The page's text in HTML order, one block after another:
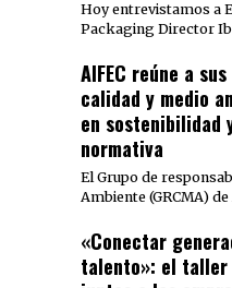
Hoy entrevistamos a
Packaging Director
AIFEC reúne a
calidad y medio
en sostenibilidad
normativa
El Grupo de
Ambiente (GRCMA) de
«Conectar
talento»: el taller